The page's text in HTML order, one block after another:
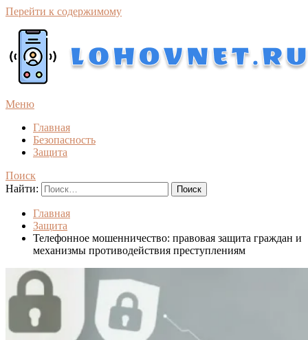
Перейти к содержимому
Меню
Главная
Безопасность
Защита
Поиск
Найти:
Главная
Защита
Телефонное мошенничество: правовая защита граждан и
механизмы противодействия преступлениям